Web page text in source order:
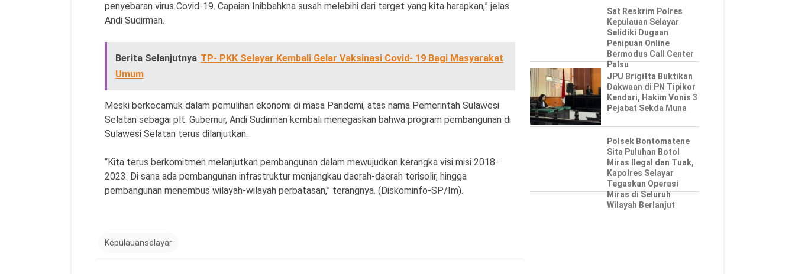
penyebaran virus Covid-19. Capaian Inibbahkna susah melebihi dari target yang kita harapkan,” jelas
Andi Sudirman.
Berita Selanjutnya TP- PKK Selayar Kembali Gelar Vaksinasi Covid- 19 Bagi Masyarakat
Umum
Meski berkecamuk dalam pemulihan ekonomi di masa Pandemi, atas nama Pemerintah Sulawesi
Selatan sebagai plt. Gubernur, Andi Sudirman kembali menegaskan bahwa program pembangunan di
Sulawesi Selatan terus dilanjutkan.
“Kita terus berkomitmen melanjutkan pembangunan dalam mewujudkan kerangka visi misi 2018-
2023. Di sana ada pembangunan infrastruktur menjangkau daerah-daerah terisolir, hingga
pembangunan menembus wilayah-wilayah perbatasan,” terangnya. (Diskominfo-SP/Im).
Kepulauanselayar
Sat Reskrim Polres
Kepulauan Selayar
Selidiki Dugaan
Penipuan Online
Bermodus Call Center
Palsu
JPU Brigitta Buktikan
Dakwaan di PN Tipikor
Kendari, Hakim Vonis 3
Pejabat Sekda Muna
Polsek Bontomatene
Sita Puluhan Botol
Miras Ilegal dan Tuak,
Kapolres Selayar
Tegaskan Operasi
Miras di Seluruh
Wilayah Berlanjut